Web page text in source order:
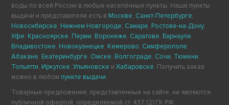
воды по всей России в любые населённые пункты. Наши пункты
выдачи и представители есть в Москве, Санкт-Петербурге,
Новосибирске, Нижнем Новгороде, Самаре, Ростове-на-Дону,
Уфе, Красноярске, Перми, Воронеже, Саратове, Барнауле,
Владивостоке, Новокузнецке, Кемерово, Симферополе,
Абакане, Екатеринбурге, Омске, Волгограде, Сочи, Тюмени,
Тольятти, Иркутске,Ульяновске иХабаровске. Получить заказ
можно в любом пункте выдачи.
Товарные предложения, представленные на сайте, не являются
публичной офертой, определяемой ст. 437 (2) ГК РФ.